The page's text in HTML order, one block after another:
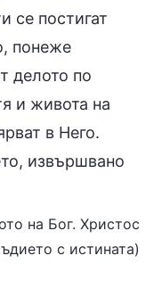
се постигат
понеже
делото по
и живота на
в Него.
извършвано
на Бог. Христос
с истината)